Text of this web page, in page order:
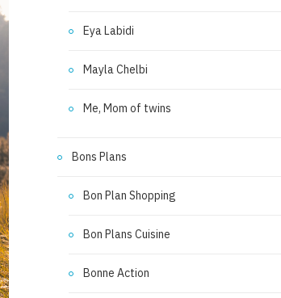
Eya Labidi
Mayla Chelbi
Me, Mom of twins
Bons Plans
Bon Plan Shopping
Bon Plans Cuisine
Bonne Action